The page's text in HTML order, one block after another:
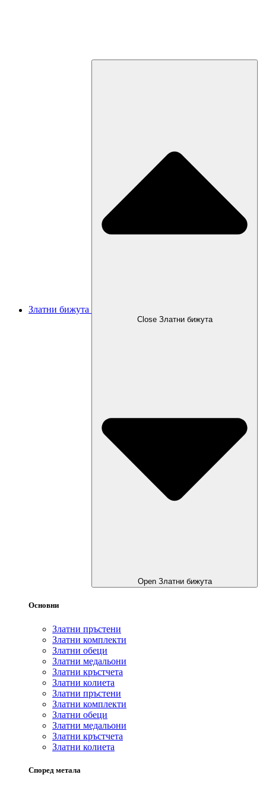
Златни бижута
Close Златни бижута
Open Златни бижута
Основни
Златни пръстени
Златни комплекти
Златни обеци
Златни медальони
Златни кръстчета
Златни колиета
Златни пръстени
Златни комплекти
Златни обеци
Златни медальони
Златни кръстчета
Златни колиета
Според метала